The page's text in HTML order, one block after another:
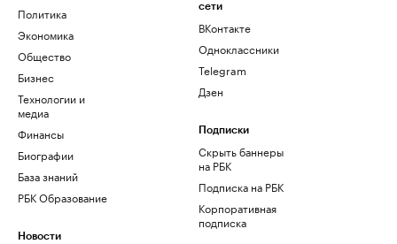
Политика
Экономика
Общество
Бизнес
Технологии и
медиа
Финансы
Биографии
База знаний
РБК Образование
Новости
сети
ВКонтакте
Одноклассники
Telegram
Дзен
Подписки
Скрыть баннеры
на РБК
Подписка на РБК
Корпоративная
подписка